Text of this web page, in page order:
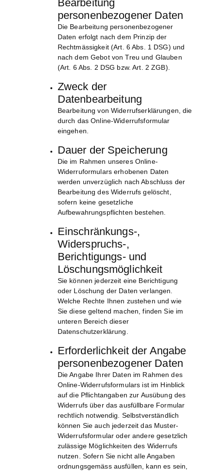
Bearbeitung
personenbezogener Daten
Die Bearbeitung personenbezogener
Daten erfolgt nach dem Prinzip der
Rechtmässigkeit (Art. 6 Abs. 1 DSG) und
nach dem Gebot von Treu und Glauben
(Art. 6 Abs. 2 DSG bzw. Art. 2 ZGB).
Zweck der
Datenbearbeitung
Bearbeitung von Widerrufserklärungen, die
durch das Online-Widerrufsformular
eingehen.
Dauer der Speicherung
Die im Rahmen unseres Online-
Widerruformulars erhobenen Daten
werden unverzüglich nach Abschluss der
Bearbeitung des Widerrufs gelöscht,
sofern keine gesetzliche
Aufbewahrungspflichten bestehen.
Einschränkungs-,
Widerspruchs-,
Berichtigungs- und
Löschungsmöglichkeit
Sie können jederzeit eine Berichtigung
oder Löschung der Daten verlangen.
Welche Rechte Ihnen zustehen und wie
Sie diese geltend machen, finden Sie im
unteren Bereich dieser
Datenschutzerklärung.
Erforderlichkeit der Angabe
personenbezogener Daten
Die Angabe Ihrer Daten im Rahmen des
Online-Widerrufsformulars ist im Hinblick
auf die Pflichtangaben zur Ausübung des
Widerrufs über das ausfüllbare Formular
rechtlich notwendig. Selbstverständlich
können Sie auch jederzeit das Muster-
Widerrufsformular oder andere gesetzlich
zulässige Möglichkeiten des Widerrufs
nutzen. Sofern Sie nicht alle Angaben
ordnungsgemäss ausfüllen, kann es sein,